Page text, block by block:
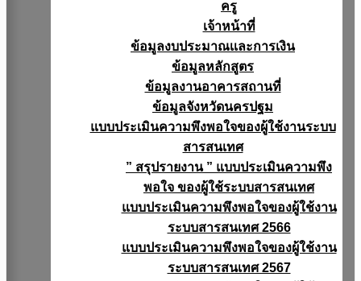
ครู
เจ้าหน้าที่
ข้อมูลงบประมาณเเละการเงิน
ข้อมูลหลักสูตร
ข้อมูลงานอาคารสถานที่
ข้อมูลจังหวัดนครปฐม
แบบประเมินความพึงพอใจของผู้ใช้งานระบบ
สารสนเทศ
” สรุปรายงาน ” แบบประเมินความพึง
พอใจ ของผู้ใช้ระบบสารสนเทศ
แบบประเมินความพึงพอใจของผู้ใช้งาน
ระบบสารสนเทศ 2566
แบบประเมินความพึงพอใจของผู้ใช้งาน
ระบบสารสนเทศ 2567